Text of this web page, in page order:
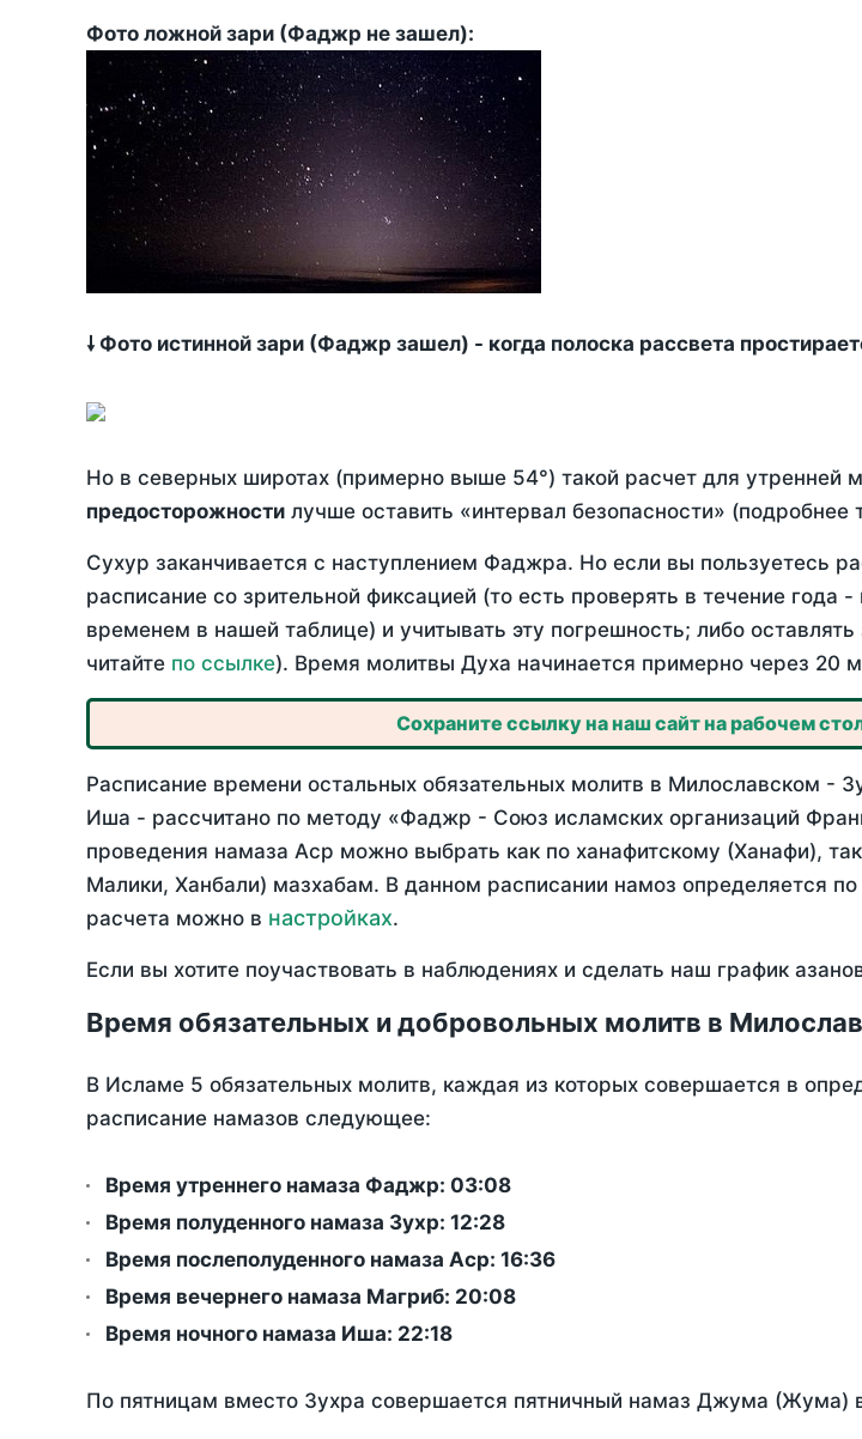
Фото ложной зари (Фаджр не зашел):
🠗 Фото истинной зари (Фаджр зашел) - когда полоска рассвета
Но в северных широтах (примерно выше 54°) такой расчет для
предосторожности лучше оставить «интервал безопасности» (подробнее
Сухур заканчивается с наступлением Фаджра. Но если вы пользуетесь
расписание со зрительной фиксацией (то есть проверять в течение
временем в нашей таблице) и учитывать эту погрешность; либо
читайте по ссылке). Время молитвы Духа начинается примерно через 20
Сохраните ссылку на наш сайт на рабочем
Расписание времени остальных обязательных молитв в Милославском
Иша - рассчитано по методу «Фаджр - Союз исламских организаций
проведения намаза Аср можно выбрать как по ханафитскому (Ханафи),
Малики, Ханбали) мазхабам. В данном расписании намоз определяется
расчета можно в настройках.
Если вы хотите поучаствовать в наблюдениях и сделать наш график
Время обязательных и добровольных молитв в
В Исламе 5 обязательных молитв, каждая из которых совершается в
расписание намазов следующее:
Время утреннего намаза Фаджр: 03:08
Время полуденного намаза Зухр: 12:28
Время послеполуденного намаза Аср: 16:36
Время вечернего намаза Магриб: 20:08
Время ночного намаза Иша: 22:18
По пятницам вместо Зухра совершается пятничный намаз Джума (Жума)